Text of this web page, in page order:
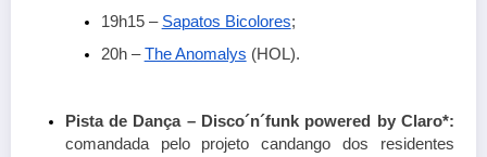
19h15 – Sapatos Bicolores;
20h – The Anomalys (HOL).
comandada pelo projeto candango dos residentes